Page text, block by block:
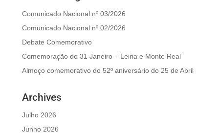
Comunicado Nacional nº 03/2026
Comunicado Nacional nº 02/2026
Debate Comemorativo
Comemoração do 31 Janeiro – Leiria e Monte Real
Almoço comemorativo do 52º aniversário do 25 de Abril
Archives
Julho 2026
Junho 2026